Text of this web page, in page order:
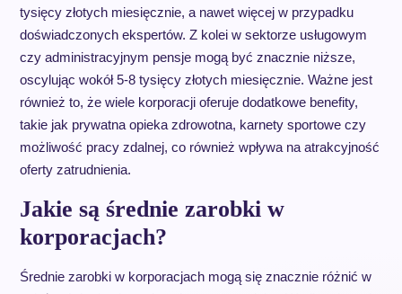
tysięcy złotych miesięcznie, a nawet więcej w przypadku
doświadczonych ekspertów. Z kolei w sektorze usługowym
czy administracyjnym pensje mogą być znacznie niższe,
oscylując wokół 5-8 tysięcy złotych miesięcznie. Ważne jest
również to, że wiele korporacji oferuje dodatkowe benefity,
takie jak prywatna opieka zdrowotna, karnety sportowe czy
możliwość pracy zdalnej, co również wpływa na atrakcyjność
oferty zatrudnienia.
Jakie są średnie zarobki w
korporacjach?
Średnie zarobki w korporacjach mogą się znacznie różnić w